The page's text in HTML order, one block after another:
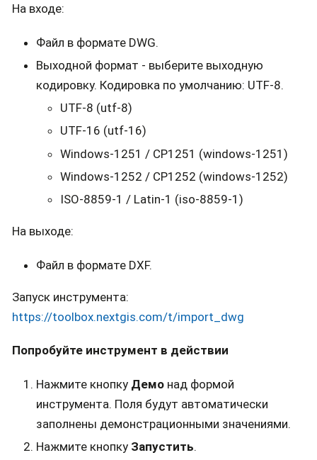
На входе:
Файл в формате DWG.
Выходной формат - выберите выходную
кодировку. Кодировка по умолчанию: UTF-8.
UTF-8 (utf-8)
UTF-16 (utf-16)
Windows-1251 / CP1251 (windows-1251)
Windows-1252 / CP1252 (windows-1252)
ISO-8859-1 / Latin-1 (iso-8859-1)
На выходе:
Файл в формате DXF.
Запуск инструмента:
https://toolbox.nextgis.com/t/import_dwg
Попробуйте инструмент в действии
Нажмите кнопку Демо над формой
инструмента. Поля будут автоматически
заполнены демонстрационными значениями.
Нажмите кнопку Запустить.